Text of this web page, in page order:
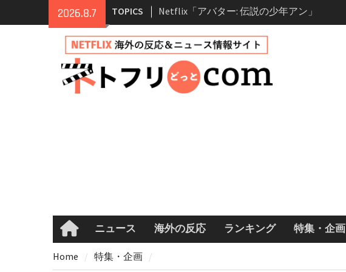
2026.8.7 TOPICS
情報
Netflix映画「ボイスメールで恋をし
て」キャスト・登場人物・あらすじ
まとめ｜ゾーイ・ドゥイッチ主演ロ
マコメ
Netflix「ハウス・オブ・ギネス」シ
ーズン2が更新決定！2027年撮影開始
Homeニュース 海外の反応 ランキング 特集・企画
Home 特集・企画